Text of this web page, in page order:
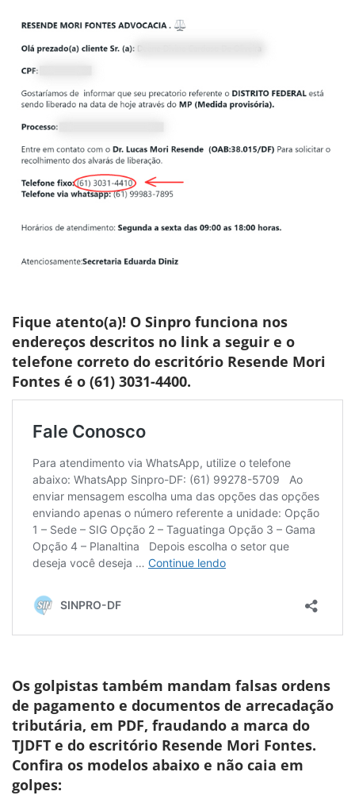
Fique atento(a)! O Sinpro funciona nos
endereços descritos no link a seguir e o
telefone correto do escritório Resende Mori
Fontes é o (61) 3031-4400.
Os golpistas também mandam falsas ordens
de pagamento e documentos de arrecadação
tributária, em PDF, fraudando a marca do
TJDFT e do escritório Resende Mori Fontes.
Confira os modelos abaixo e não caia em
golpes: